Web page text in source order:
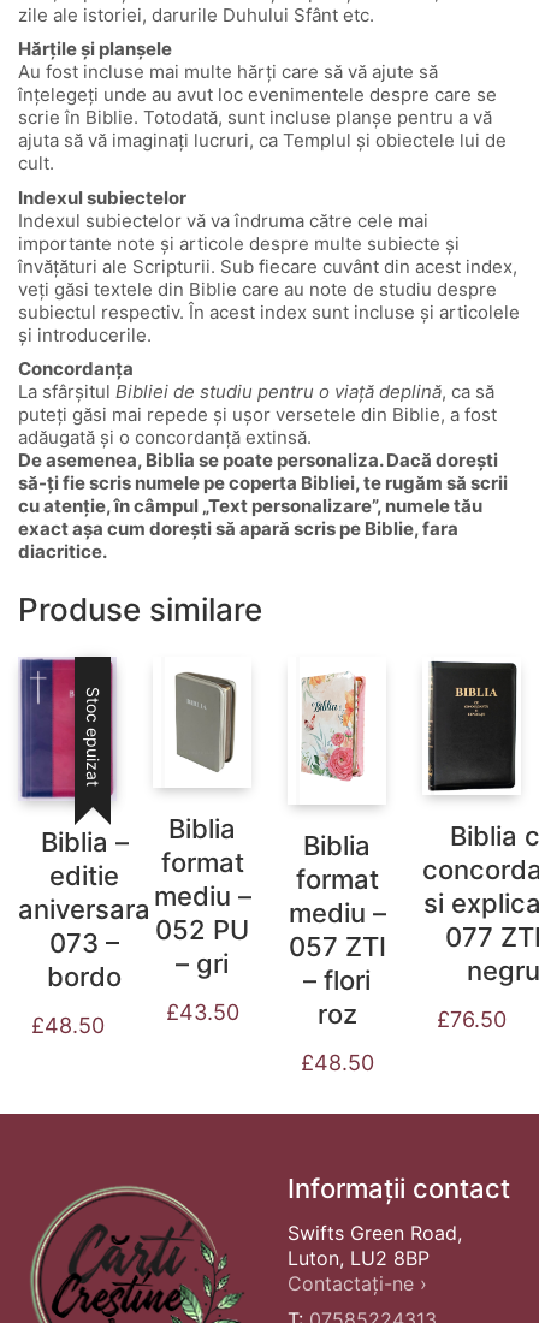
zile ale istoriei, darurile Duhului Sfânt etc.
Hărțile și planșele
Au fost incluse mai multe hărți care să vă ajute să
înțelegeți unde au avut loc evenimentele despre care se
scrie în Biblie. Totodată, sunt incluse planșe pentru a vă
ajuta să vă imaginați lucruri, ca Templul și obiectele lui de
cult.
Indexul subiectelor
Indexul subiectelor vă va îndruma către cele mai
importante note și articole despre multe subiecte și
învățături ale Scripturii. Sub fiecare cuvânt din acest index,
veți găsi textele din Biblie care au note de studiu despre
subiectul respectiv. În acest index sunt incluse și articolele
și introducerile.
Concordanța
La sfârșitul Bibliei de studiu pentru o viață deplină, ca să
puteți găsi mai repede și ușor versetele din Biblie, a fost
adăugată și o concordanță extinsă.
De asemenea, Biblia se poate personaliza. Dacă dorești
să-ți fie scris numele pe coperta Bibliei, te rugăm să scrii
cu atenție, în câmpul „Text personalizare”, numele tău
exact așa cum dorești să apară scris pe Biblie, fara
diacritice.
Produse similare
Stoc epuizat
Biblia –
editie
aniversara
073 –
bordo
£48.50
Biblia
format
mediu –
052 PU
– gri
£43.50
Biblia
format
mediu –
057 ZTI
– flori
roz
£48.50
Biblia
si
077
negru
£76.50
Informații contact
Swifts Green Road,
Luton, LU2 8BP
Contactați-ne ›